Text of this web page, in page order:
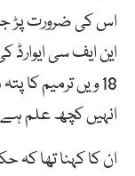
این ایف سی ایوارڈ
18 ویں ترمیم کا
انہیں کچھ علم
ان کا کہنا تھا